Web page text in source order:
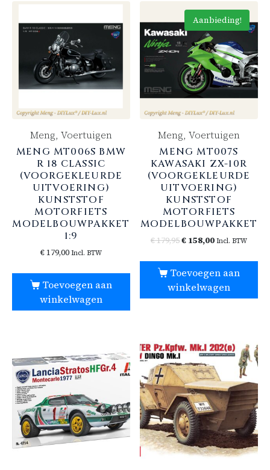
Meng, Voertuigen
MENG MT006S BMW
R 18 CLASSIC
(VOORGEKLEURDE
UITVOERING)
KUNSTSTOF
MOTORFIETS
MODELBOUWPAKKET
1:9
€179,00 Incl. BTW
Toevoegen aan
winkelwagen
Aanbieding!
Meng, Voertuigen
MENG MT007S
KAWASAKI ZX-10R
(VOORGEKLEURDE
UITVOERING)
KUNSTSTOF
MOTORFIETS
MODELBOUWPAKKET
€179,95€ 158,00 Incl. BTW
Toevoegen aan
winkelwagen